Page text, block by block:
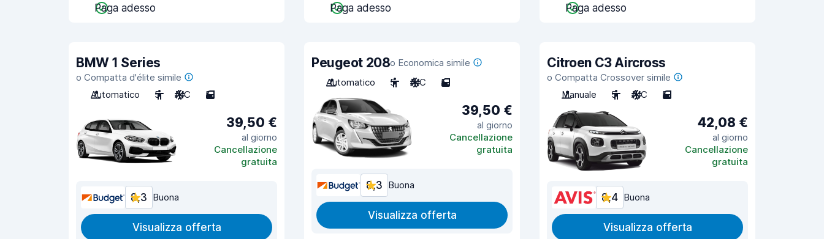
Paga adesso
Paga adesso
Paga adesso
BMW 1 Series
o Compatta d'élite simile
Automatico
5 A/C 5
39,50 €
al giorno
Cancellazione
gratuita
8,3 Buona
Visualizza offerta
Peugeot 208o Economica simile
Automatico
5 A/C 5
39,50 €
al giorno
Cancellazione
gratuita
8,3 Buona
Visualizza offerta
Citroen C3 Aircross
o Compatta Crossover simile
Manuale
5 A/C 5
42,08 €
al giorno
Cancellazione
gratuita
8,4 Buona
Visualizza offerta